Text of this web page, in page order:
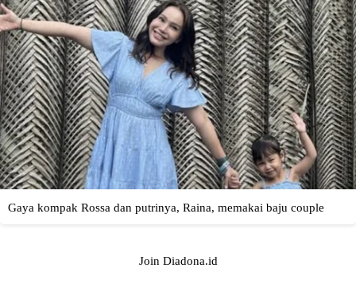
Join Diadona.id